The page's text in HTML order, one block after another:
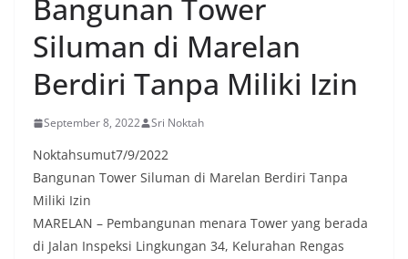
Bangunan Tower
Siluman di Marelan
Berdiri Tanpa Miliki Izin
September 8, 2022 Sri Noktah
Noktahsumut7/9/2022
Bangunan Tower Siluman di Marelan Berdiri Tanpa
Miliki Izin
MARELAN – Pembangunan menara Tower yang berada
di Jalan Inspeksi Lingkungan 34, Kelurahan Rengas